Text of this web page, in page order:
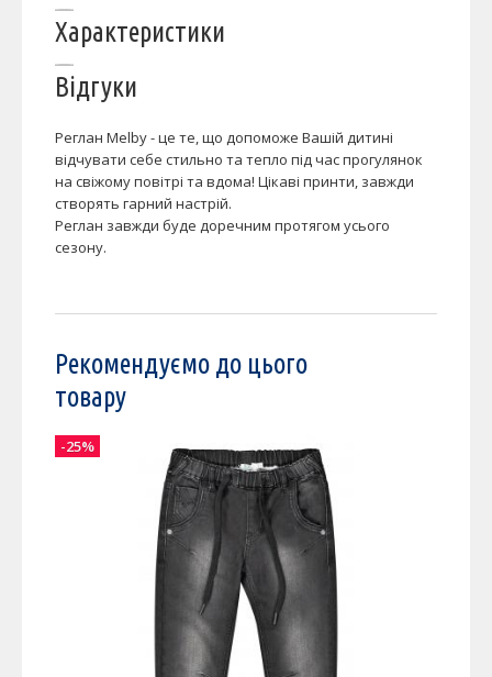
Характеристики
Відгуки
Реглан Melby - це те, що допоможе Вашій дитині
відчувати себе стильно та тепло під час прогулянок
на свіжому повітрі та вдома! Цікаві принти, завжди
створять гарний настрій.
Реглан завжди буде доречним протягом усього
сезону.
Рекомендуємо до цього
товару
-25%